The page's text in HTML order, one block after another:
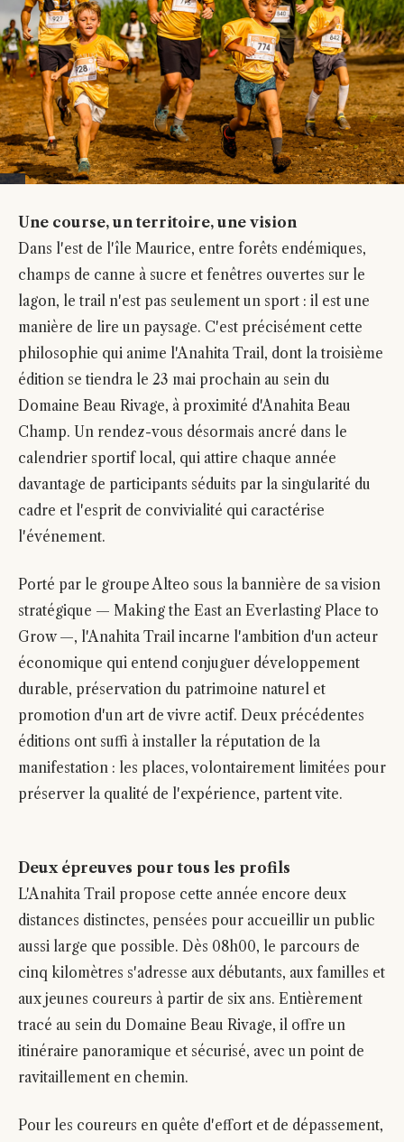
Une course, un territoire, une vision
Dans l'est de l'île Maurice, entre forêts endémiques,
champs de canne à sucre et fenêtres ouvertes sur le
lagon, le trail n'est pas seulement un sport : il est une
manière de lire un paysage. C'est précisément cette
philosophie qui anime l'Anahita Trail, dont la troisième
édition se tiendra le 23 mai prochain au sein du
Domaine Beau Rivage, à proximité d'Anahita Beau
Champ. Un rendez-vous désormais ancré dans le
calendrier sportif local, qui attire chaque année
davantage de participants séduits par la singularité du
cadre et l'esprit de convivialité qui caractérise
l'événement.
Porté par le groupe Alteo sous la bannière de sa vision
stratégique — Making the East an Everlasting Place to
Grow —, l'Anahita Trail incarne l'ambition d'un acteur
économique qui entend conjuguer développement
durable, préservation du patrimoine naturel et
promotion d'un art de vivre actif. Deux précédentes
éditions ont suffi à installer la réputation de la
manifestation : les places, volontairement limitées pour
préserver la qualité de l'expérience, partent vite.
Deux épreuves pour tous les profils
L'Anahita Trail propose cette année encore deux
distances distinctes, pensées pour accueillir un public
aussi large que possible. Dès 08h00, le parcours de
cinq kilomètres s'adresse aux débutants, aux familles et
aux jeunes coureurs à partir de six ans. Entièrement
tracé au sein du Domaine Beau Rivage, il offre un
itinéraire panoramique et sécurisé, avec un point de
ravitaillement en chemin.
Pour les coureurs en quête d'effort et de dépassement,